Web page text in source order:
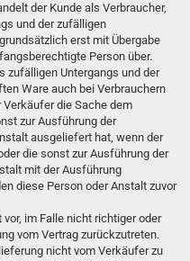
der Kunde als Verbraucher,
und der zufälligen
erst mit Übergabe
Person über.
zufälligen Untergangs und der
Ware auch bei Verbrauchern
Verkäufer die Sache dem
zur Ausführung der
ausgeliefert hat, wenn der
die sonst zur Ausführung der
mit der Ausführung
diese Person oder Anstalt zuvor
im Falle nicht richtiger oder
vom Vertrag zurückzutreten.
nicht vom Verkäufer zu